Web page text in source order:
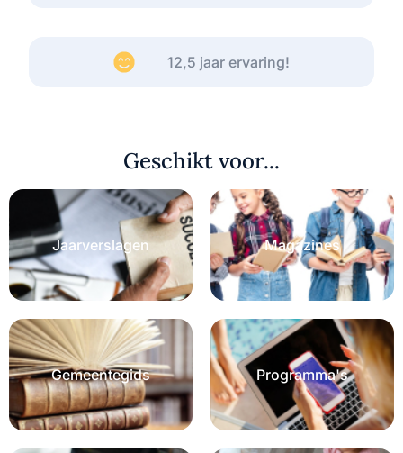
12,5 jaar ervaring!
Geschikt voor...
Jaarverslagen Magazines
Gemeentegids Programma's